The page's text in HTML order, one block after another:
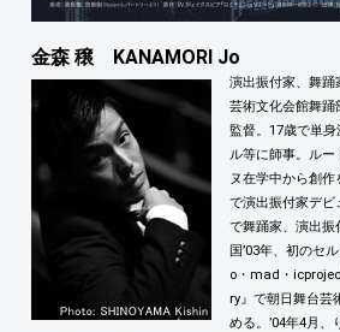
金森 穣 KANAMORI Jo
演出振付家、舞踊
芸術文化会館舞
監督。17歳で単
ル等に師事。ル
ヌ在学中から創
で演出振付家デビ
で舞踊家、演出振
国’03年、初のセ
o・mad・
ry』で朝日舞台芸
める。’04年4月